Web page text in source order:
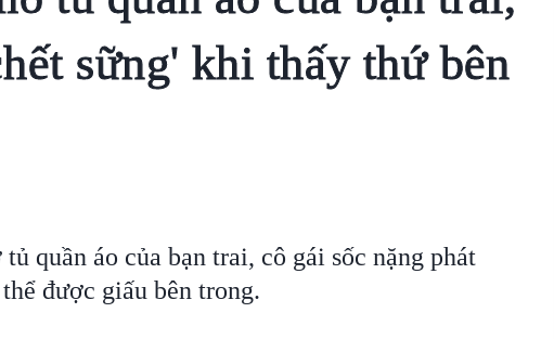
sững' khi thấy thứ bên
quần áo của bạn trai, cô gái sốc nặng phát
được giấu bên trong.